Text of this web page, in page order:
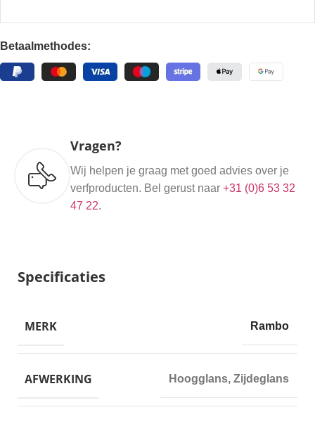
Betaalmethodes:
Vragen?
Wij helpen je graag met goed advies over je
verfproducten. Bel gerust naar +31 (0)6 53 32
47 22.
Specificaties
MERK Rambo
AFWERKING Hoogglans, Zijdeglans